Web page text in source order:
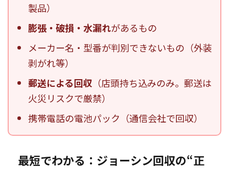
製品）
膨張・破損・水漏れがあるもの
メーカー名・型番が判別できないもの（外装
剥がれ等）
郵送による回収 （店頭持ち込みのみ。郵送は
火災リスクで厳禁）
携帯電話の電池パック（通信会社で回収）
最短でわかる：ジョーシン回収の“正